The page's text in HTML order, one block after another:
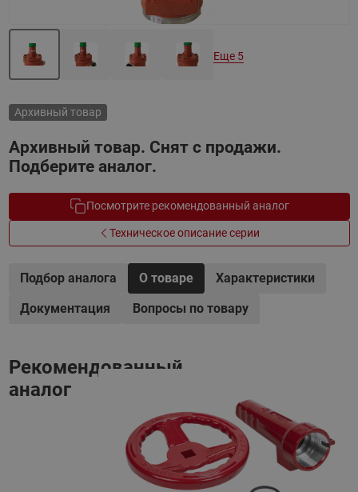
Архивный товар
Архивный товар. Снят с продажи.
Подберите аналог.
Посмотрите рекомендованный аналог
Техническое описание серии
Еще 5
Подбор аналога О товаре
Характеристики
Документация
Вопросы по товару
Рекомендованный
аналог